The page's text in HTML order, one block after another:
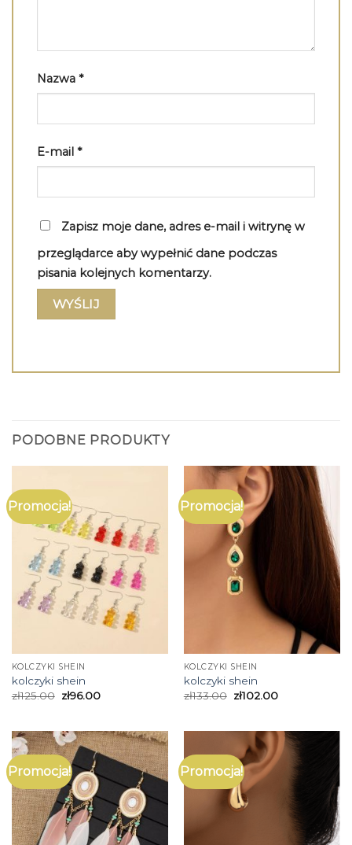
Nazwa *
E-mail *
Zapisz moje dane, adres e-mail i witrynę w
przeglądarce aby wypełnić dane podczas
pisania kolejnych komentarzy.
PODOBNE PRODUKTY
Promocja!
KOLCZYKI SHEIN
kolczyki shein
zł125.00 zł96.00
Promocja!
KOLCZYKI SHEIN
kolczyki shein
zł133.00 zł102.00
Promocja! Promocja!